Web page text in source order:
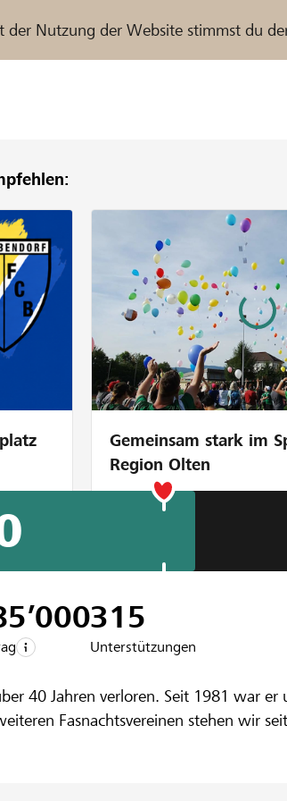
Nutzung der Website stimmst du
Partner / Raiffeisenbank
Gemeinsam stark im
Region Olten
d Musig
Basel
40 Jahren verloren. Seit 1981 war
Fasnachtsvereinen stehen wir
315
Unterstützungen